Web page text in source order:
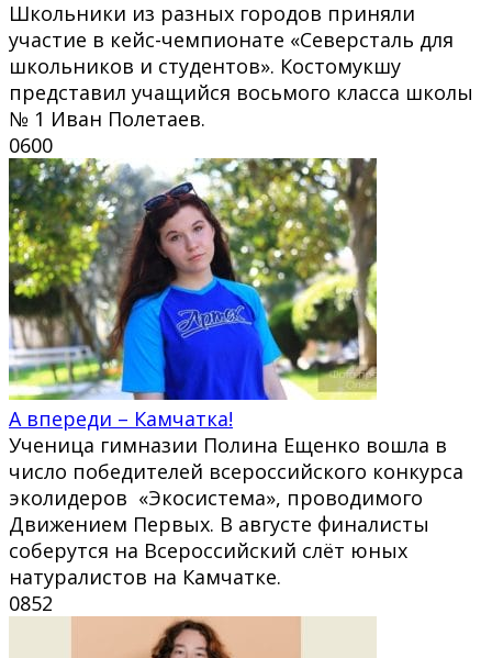
Школьники из разных городов приняли
участие в кейс-чемпионате «Северсталь для
школьников и студентов». Костомукшу
представил учащийся восьмого класса школы
№ 1 Иван Полетаев.
0600
А впереди – Камчатка!
Ученица гимназии Полина Ещенко вошла в
число победителей всероссийского конкурса
эколидеров «Экосистема», проводимого
Движением Первых. В августе финалисты
соберутся на Всероссийский слёт юных
натуралистов на Камчатке.
0852